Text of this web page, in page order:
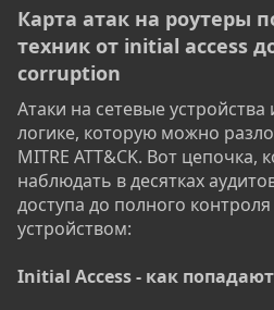
Карта атак на роутеры
техник от initial access
corruption​
Атаки на сетевые
логике, которую можно
MITRE ATT&CK. Вот
наблюдать в десятках
доступа до полного
устройством:
Initial Access - как